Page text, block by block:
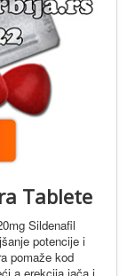
Tablete
Sildenafil
potencije i
pomaže kod